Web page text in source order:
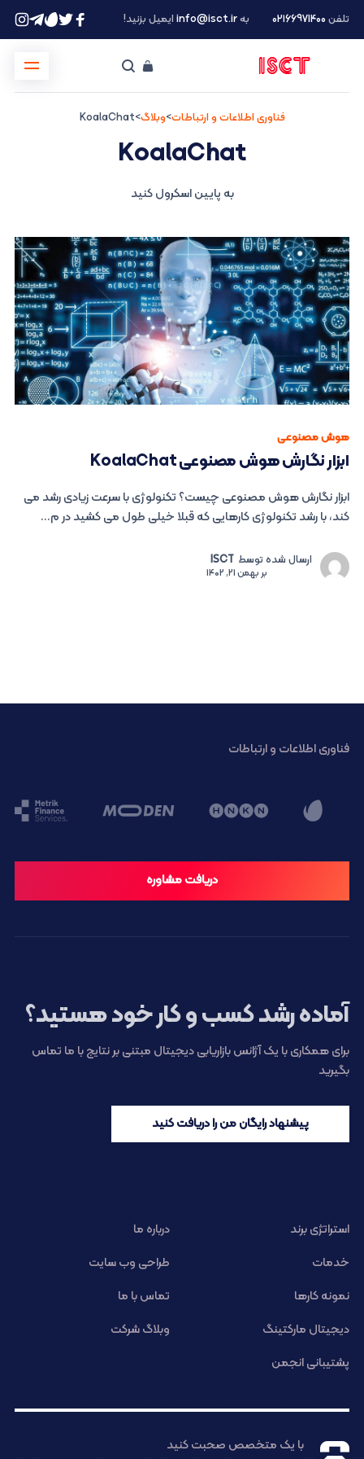
تلفن ۰۲۱66971400 بهinfo@isct.irایمیل بزنید!
فناوری اطلاعات و ارتباطات>وبلاگ>
KoalaChat
KoalaChat
به پایین اسکرول کنید
هوش مصنوعی
ابزار نگارش هوش مصنوعی KoalaChat
ابزار نگارش هوش مصنوعی چیست؟ تکنولوژی با سرعت زیادی رشد می
کند، با رشد تکنولوژی کارهایی که قبلا خیلی طول می کشید در م...
ارسال شده توسط ISCT
بربهمن 21, 1402
فناوری اطلاعات و ارتباطات
دریافت مشاوره
آماده رشد کسب و کار خود هستید؟
برای همکاری با یک آژانس بازاریابی دیجیتال مبتنی بر نتایج با ما تماس
بگیرید
پیشنهاد رایگان من را دریافت کنید
استراتژی برند
درباره ما
خدمات
طراحی وب سایت
نمونه کارها
تماس با ما
دیجیتال مارکتینگ
وبلاگ شرکت
پشتیبانی انجمن
با یک متخصص صحبت کنید